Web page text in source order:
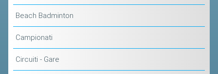
Beach Badminton
Campionati
Circuiti - Gare
AFFILIARE UN ESD